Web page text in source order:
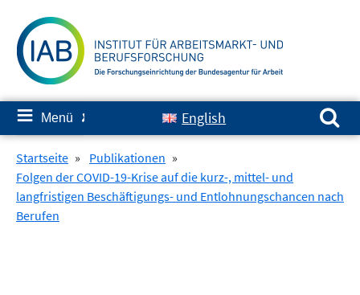
zum
Inhalt
≡ Menü ✘ English
Suchen nach:
Startseite » Publikationen »
Folgen der COVID-19-Krise auf die kurz-, mittel- und
langfristigen Beschäftigungs- und Entlohnungschancen nach
Berufen